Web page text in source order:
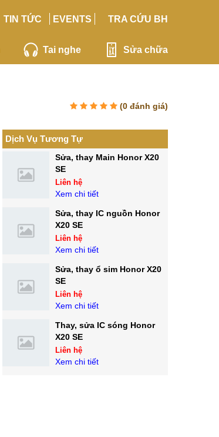
TIN TỨC EVENTS TRA CỨU BH
Tai nghe Sửa chữa
(0 đánh giá)
Dịch Vụ Tương Tự
Sửa, thay Main Honor X20
SE
Liên hệ
Xem chi tiết
Sửa, thay IC nguồn Honor
X20 SE
Liên hệ
Xem chi tiết
Sửa, thay ổ sim Honor X20
SE
Liên hệ
Xem chi tiết
Thay, sửa IC sóng Honor
X20 SE
Liên hệ
Xem chi tiết